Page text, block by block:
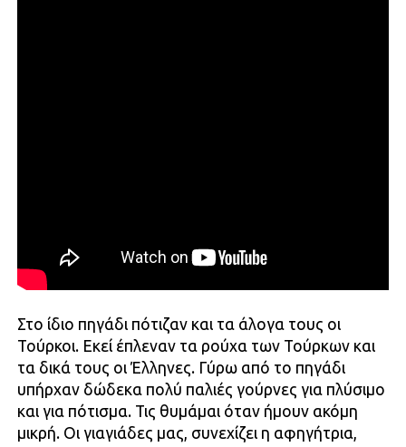
Στο ίδιο πηγάδι πότιζαν και τα άλογα τους οι
Τούρκοι. Εκεί έπλεναν τα ρούχα των Τούρκων και
τα δικά τους οι Έλληνες. Γύρω από το πηγάδι
υπήρχαν δώδεκα πολύ παλιές γούρνες για πλύσιμο
και για πότισμα. Τις θυμάμαι όταν ήμουν ακόμη
μικρή. Οι γιαγιάδες μας, συνεχίζει η αφηγήτρια,